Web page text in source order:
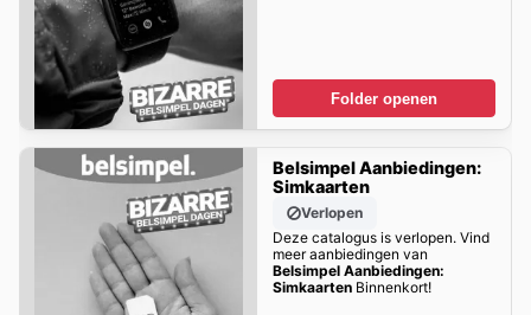
Folder openen
Belsimpel Aanbiedingen:
Simkaarten
Verlopen
Deze catalogus is verlopen. Vind
meer aanbiedingen van
Belsimpel Aanbiedingen:
SimkaartenBinnenkort!